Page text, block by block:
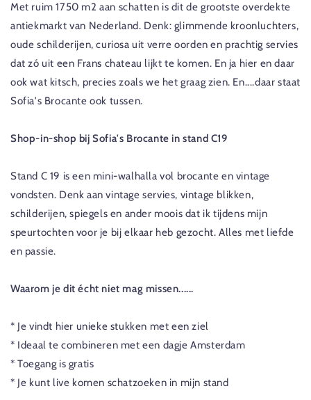
Met ruim 1750 m2 aan schatten is dit de grootste overdekte
antiekmarkt van Nederland. Denk: glimmende kroonluchters,
oude schilderijen, curiosa uit verre oorden en prachtig servies
dat zó uit een Frans chateau lijkt te komen. En ja hier en daar
ook wat kitsch, precies zoals we het graag zien. En....daar staat
Sofia's Brocante ook tussen.
Shop-in-shop bij Sofia's Brocante in stand C19
Stand C 19 is een mini-walhalla vol brocante en vintage
vondsten. Denk aan vintage servies, vintage blikken,
schilderijen, spiegels en ander moois dat ik tijdens mijn
speurtochten voor je bij elkaar heb gezocht. Alles met liefde
en passie.
Waarom je dit écht niet mag missen......
* Je vindt hier unieke stukken met een ziel
* Ideaal te combineren met een dagje Amsterdam
* Toegang is gratis
* Je kunt live komen schatzoeken in mijn stand